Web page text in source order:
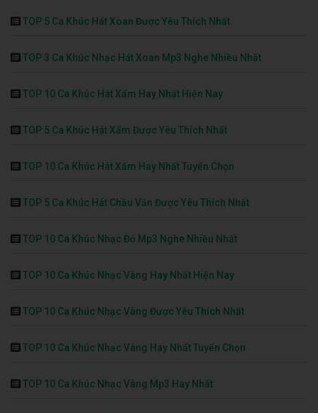
TOP 5 Ca Khúc Hát Xoan Được Yêu Thích Nhất
TOP 3 Ca Khúc Nhạc Hát Xoan Mp3 Nghe Nhiều Nhất
TOP 10 Ca Khúc Hát Xẩm Hay Nhất Hiện Nay
TOP 5 Ca Khúc Hát Xẩm Được Yêu Thích Nhất
TOP 10 Ca Khúc Hát Xẩm Hay Nhất Tuyển Chọn
TOP 5 Ca Khúc Hát Chầu Văn Được Yêu Thích Nhất
TOP 10 Ca Khúc Nhạc Đỏ Mp3 Nghe Nhiều Nhất
TOP 10 Ca Khúc Nhạc Vàng Hay Nhất Hiện Nay
TOP 10 Ca Khúc Nhạc Vàng Được Yêu Thích Nhất
TOP 10 Ca Khúc Nhạc Vàng Hay Nhất Tuyển Chọn
TOP 10 Ca Khúc Nhạc Vàng Mp3 Hay Nhất